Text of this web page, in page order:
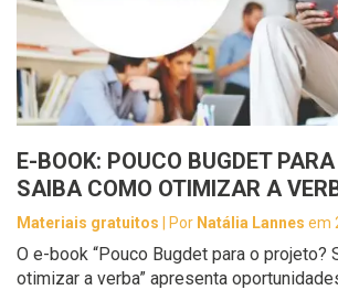
E-BOOK: POUCO BUGDET
SAIBA COMO OTIMIZAR A
Materiais gratuitos | Por Natália Lannes em
O e-book “Pouco Bugdet para o projeto?
otimizar a verba” apresenta